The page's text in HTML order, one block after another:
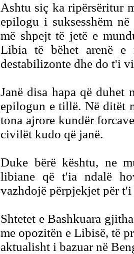
Ashtu siç ka ripërsëritur
epilogu i suksesshëm
më shpejt të jetë e
Libia të bëhet arenë
destabilizonte dhe do t'i
Janë disa hapa që duhet
epilogun e tillë. Në ditët
tona ajrore kundër
civilët kudo që janë.
Duke bërë kështu, ne
libiane që t'ia ndalë
vazhdojë përpjekjet për
Shtetet e Bashkuara
me opozitën e Libisë, të
aktualisht i bazuar në